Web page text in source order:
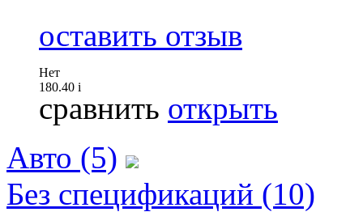
оставить отзыв
Нет
180.40 i
сравнить открыть
Авто (5)
Без спецификаций (10)